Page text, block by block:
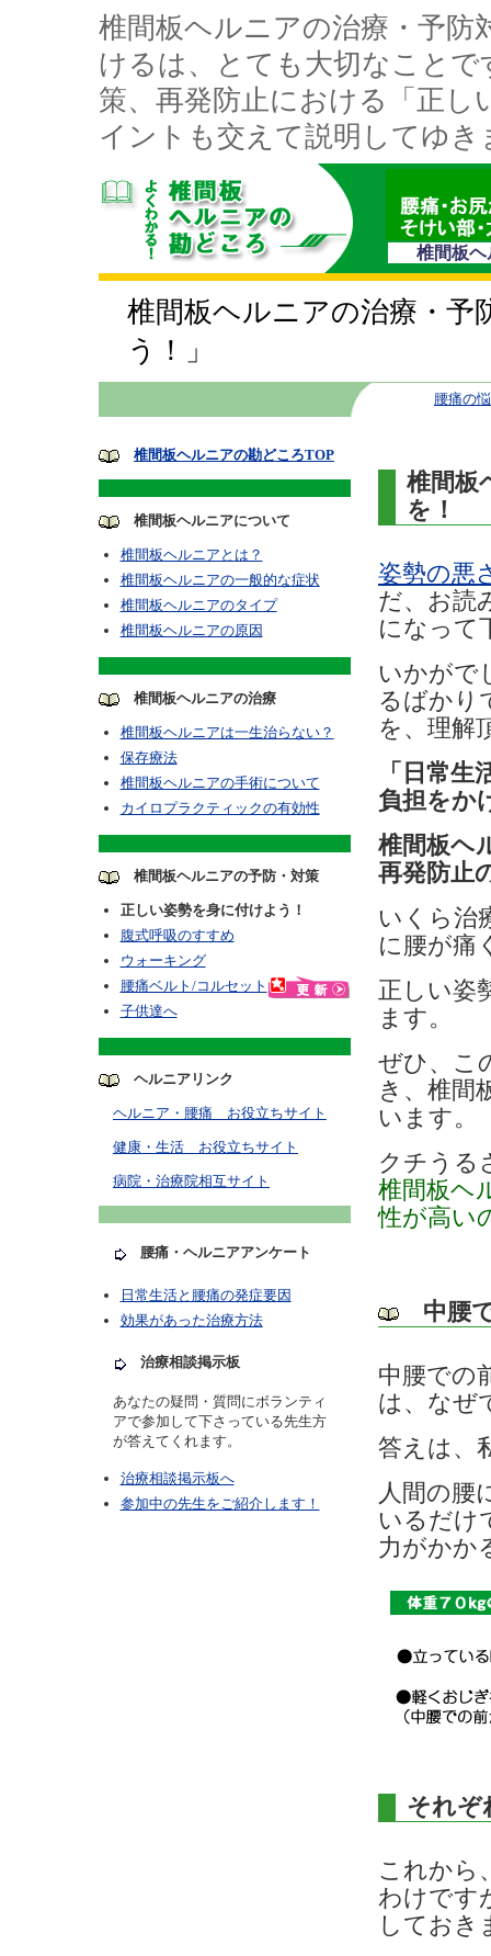
椎間板ヘルニアの治療・予防
けるは、とても大切なこと
策、再発防止における「正
イントも交えて説明してゆき
椎間板ヘ
椎間板ヘルニアの治療・予
う！」
腰痛の
椎間板ヘルニアの勘どころTOP
椎間板ヘルニアについて
椎間板ヘルニアとは？
椎間板ヘルニアの一般的な症状
椎間板ヘルニアのタイプ
椎間板ヘルニアの原因
椎間板ヘルニアの治療
椎間板ヘルニアは一生治らない？
保存療法
椎間板ヘルニアの手術について
カイロプラクティックの有効性
椎間板ヘルニアの予防・対策
正しい姿勢を身に付けよう！
腹式呼吸のすすめ
ウォーキング
腰痛ベルト/コルセット
子供達へ
ヘルニアリンク
ヘルニア・腰痛 お役立ちサイト
健康・生活 お役立ちサイト
病院・治療院相互サイト
腰痛・ヘルニアアンケート
日常生活と腰痛の発症要因
効果があった治療方法
治療相談掲示板
あなたの疑問・質問にボランティ
アで参加して下さっている先生方
が答えてくれます。
治療相談掲示板へ
参加中の先生をご紹介します！
椎間板
を！
姿勢の悪
だ、お読
になって
いかがで
るばかり
を、理解
「日常
負担をか
椎間板ヘ
再発防止
いくら治
に腰が痛
正しい姿
ます。
ぜひ、こ
き、椎間
います。
クチうる
椎間板ヘ
性が高い
中腰
中腰での
は、なぜ
答えは、
人間の腰
いるだけ
力がかか
それぞ
これから
わけです
しておき